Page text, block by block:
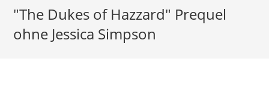
"The Dukes of Hazzard" Prequel
ohne Jessica Simpson